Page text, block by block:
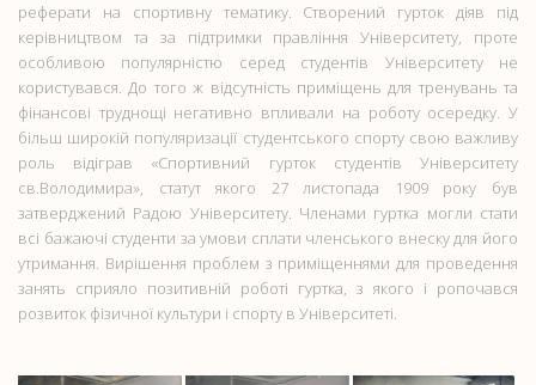
реферати на спортивну тематику. Створений гурток діяв під
керівництвом та за підтримки правління Університету, проте
особливою популярністю серед студентів Університету не
користувався. До того ж відсутність приміщень для тренувань та
фінансові труднощі негативно впливали на роботу осередку. У
більш широкій популяризації студентського спорту свою важливу
роль відіграв «Спортивний гурток студентів Університету
св.Володимира», статут якого 27 листопада 1909 року був
затверджений Радою Університету. Членами гуртка могли стати
всі бажаючі студенти за умови сплати членського внеску для його
утримання. Вирішення проблем з приміщеннями для проведення
занять сприяло позитивній роботі гуртка, з якого і ропочався
розвиток фізичної культури і спорту в Університеті.